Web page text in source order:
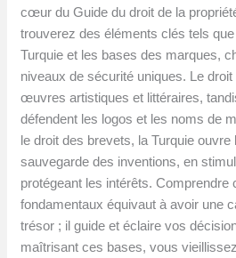
cœur du Guide du droit de la
trouverez des éléments clés tels que
Turquie et les bases des marques,
niveaux de sécurité uniques. Le droit
œuvres artistiques et littéraires,
défendent les logos et les noms de
le droit des brevets, la Turquie ouvre
sauvegarde des inventions, en
protégeant les intérêts. Comprendre
fondamentaux équivaut à avoir une
trésor ; il guide et éclaire vos
maîtrisant ces bases, vous